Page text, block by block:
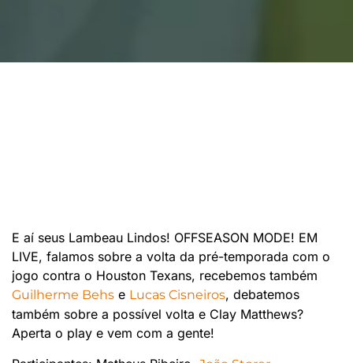
E aí seus Lambeau Lindos! OFFSEASON MODE! EM
LIVE, falamos sobre a volta da pré-temporada com o
jogo contra o Houston Texans, recebemos também
Guilherme Behs e Lucas Cisneiros, debatemos
também sobre a possível volta e Clay Matthews?
Aperta o play e vem com a gente!